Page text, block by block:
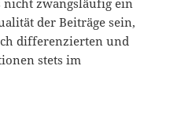
nicht zwangsläufig ein
der Beiträge sein,
differenzierten und
stets im